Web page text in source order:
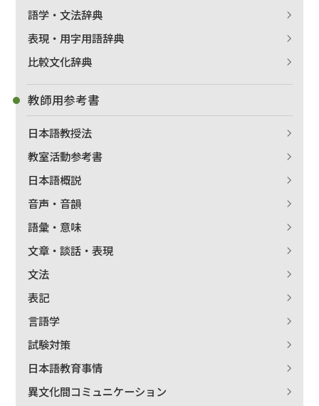
語学・文法辞典
表現・用字用語辞典
比較文化辞典
教師用参考書
日本語教授法
教室活動参考書
日本語概説
音声・音韻
語彙・意味
文章・談話・表現
文法
表記
言語学
試験対策
日本語教育事情
異文化間コミュニケーション